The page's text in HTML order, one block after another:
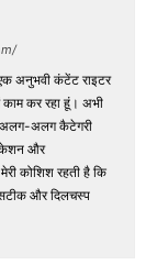
अनुभवी कंटेंट राइटर
कर रहा हूं। अभी
अलग कैटेगरी
और
कोशिश रहती है कि
और दिलचस्प